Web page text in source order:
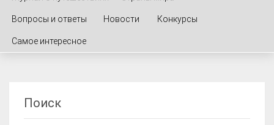
Вопросы и ответы Новости Конкурсы
Самое интересное
Поиск